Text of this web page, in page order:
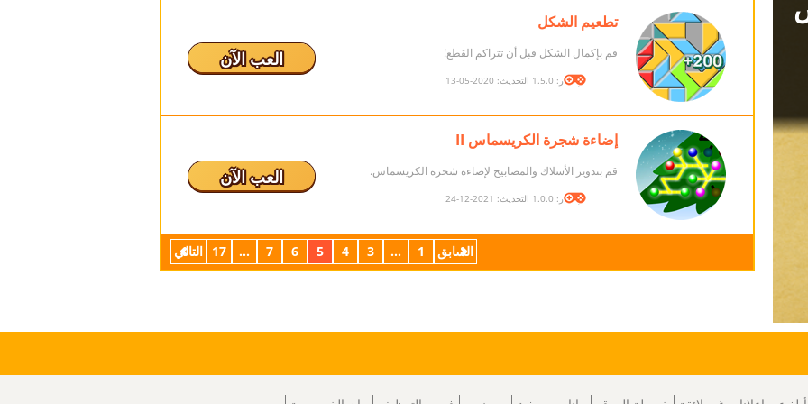
تطعيم الشكل
قم بإكمال الشكل قبل أن تتراكم القطع!
الإصدار: 1.5.0 التحديث: 2020-05-13
العب الآن
إضاءة شجرة الكريسماس II
قم بتدوير الأسلاك والمصابيح لإضاءة شجرة الكريسماس.
الإصدار: 1.0.0 التحديث: 2021-12-24
العب الآن
السابق 1
...
3
4
5
6
7
...
17 التالي